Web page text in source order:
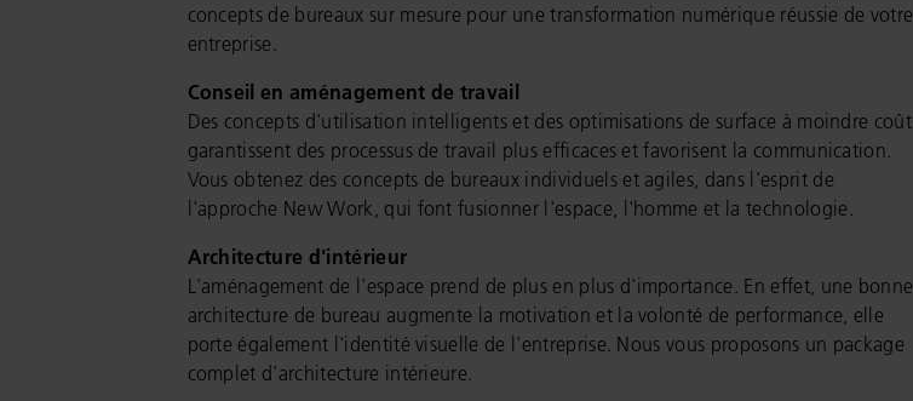
concepts de bureaux sur mesure pour une transformation numérique réussie de votre
entreprise.
Conseil en aménagement de travail
Des concepts d'utilisation intelligents et des optimisations de surface à moindre coût
garantissent des processus de travail plus efficaces et favorisent la communication.
Vous obtenez des concepts de bureaux individuels et agiles, dans l'esprit de
l'approche New Work, qui font fusionner l'espace, l'homme et la technologie.
Architecture d'intérieur
L'aménagement de l'espace prend de plus en plus d'importance. En effet, une bonne
architecture de bureau augmente la motivation et la volonté de performance, elle
porte également l'identité visuelle de l'entreprise. Nous vous proposons un package
complet d'architecture intérieure.